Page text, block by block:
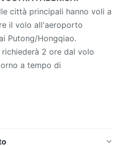
città principali hanno voli a
il volo all'aeroporto
Putong/Hongqiao.
2 ore dal volo
a tempo di